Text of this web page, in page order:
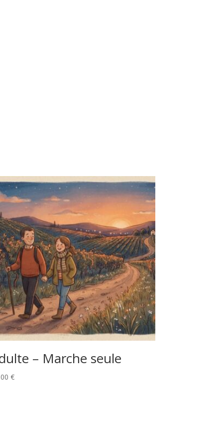
– Marche seule
€